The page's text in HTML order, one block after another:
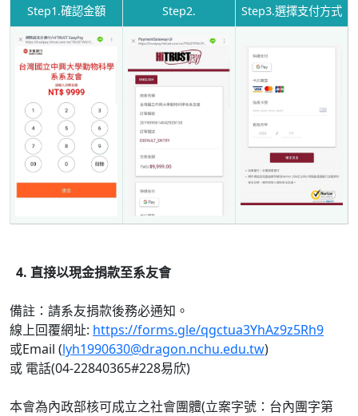
Step1.確認金額 Step2. Step3.選擇支付方式
4. 直接以現金捐款至系友會
備註：請系友捐款後務必通知。
線上回覆網址: https://forms.gle/qgctua3YhAz9z5Rh9
或Email (lyh1990630@dragon.nchu.edu.tw)
或 電話(04-22840365#228易欣)
本會為內政部核可成立之社會團體(立案字號：台內團字第